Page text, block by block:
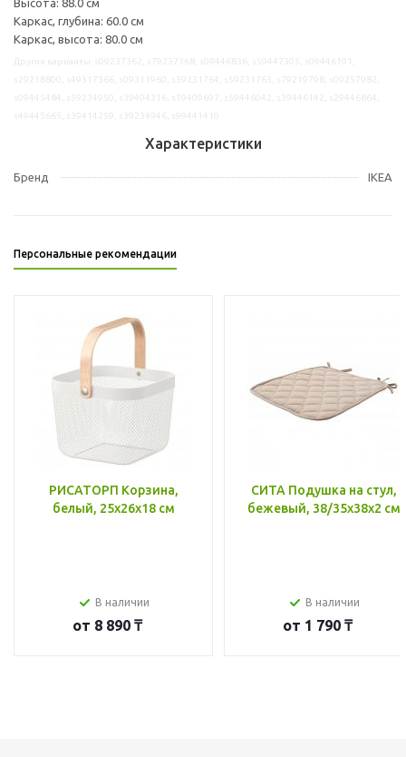
Каркас, глубина: 60.0 см
Каркас, высота: 80.0 см
Характеристики
Бренд IKEA
Персональные рекомендации
РИСАТОРП Корзина,
белый, 25x26x18 см
В наличии
от 8 890 ₸
СИТА Подушка на стул,
бежевый, 38/35x38x2 см
В наличии
от 1 790 ₸